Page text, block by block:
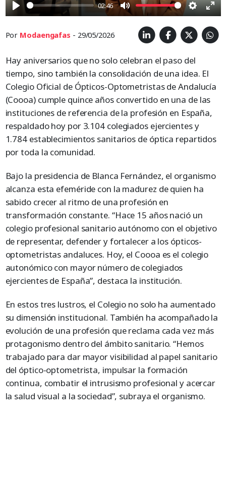
Play
02:46
Mute Settings
Por Modaengafas - 29/05/2026
Hay aniversarios que no solo celebran el paso del
tiempo, sino también la consolidación de una idea. El
Colegio Oficial de Ópticos-Optometristas de Andalucía
(Coooa) cumple quince años convertido en una de las
instituciones de referencia de la profesión en España,
respaldado hoy por 3.104 colegiados ejercientes y
1.784 establecimientos sanitarios de óptica repartidos
por toda la comunidad.
Bajo la presidencia de Blanca Fernández, el organismo
alcanza esta efeméride con la madurez de quien ha
sabido crecer al ritmo de una profesión en
transformación constante. “Hace 15 años nació un
colegio profesional sanitario autónomo con el objetivo
de representar, defender y fortalecer a los ópticos-
optometristas andaluces. Hoy, el Coooa es el colegio
autonómico con mayor número de colegiados
ejercientes de España”, destaca la institución.
En estos tres lustros, el Colegio no solo ha aumentado
su dimensión institucional. También ha acompañado la
evolución de una profesión que reclama cada vez más
protagonismo dentro del ámbito sanitario. “Hemos
trabajado para dar mayor visibilidad al papel sanitario
del óptico-optometrista, impulsar la formación
continua, combatir el intrusismo profesional y acercar
la salud visual a la sociedad”, subraya el organismo.